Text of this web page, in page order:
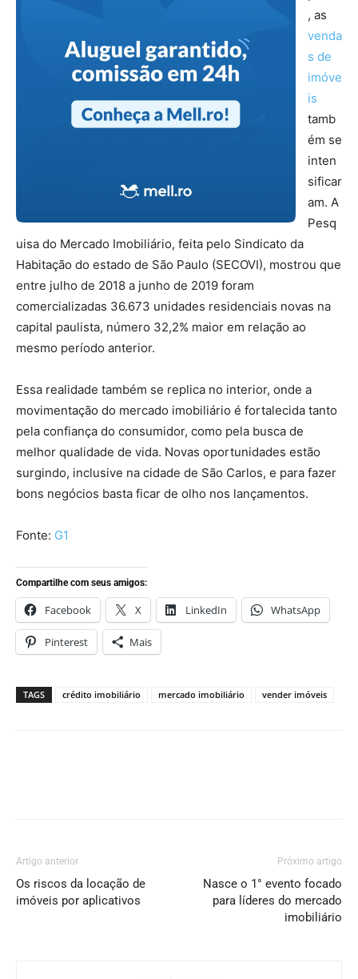
, as
venda
s de
imóve
is
tamb
ém se
inten
sificar
am. A
Pesq
uisa do Mercado Imobiliário, feita pelo Sindicato da
Habitação do estado de São Paulo (SECOVI), mostrou que
entre julho de 2018 a junho de 2019 foram
comercializadas 36.673 unidades residenciais novas na
capital paulista, número 32,2% maior em relação ao
mesmo período anterior.
Essa realidade também se replica no interior, onde a
movimentação do mercado imobiliário é fortalecida tanto
pela confiança do consumidor, como pela busca de
melhor qualidade de vida. Novas oportunidades estão
surgindo, inclusive na cidade de São Carlos, e para fazer
bons negócios basta ficar de olho nos lançamentos.
Fonte: G1
Compartilhe com seus amigos:
Facebook X LinkedIn WhatsApp
Pinterest Mais
TAGS crédito imobiliário mercado imobiliário vender imóveis
Artigo anterior
Os riscos da locação de
imóveis por aplicativos
Próximo artigo
Nasce o 1° evento focado
para líderes do mercado
imobiliário